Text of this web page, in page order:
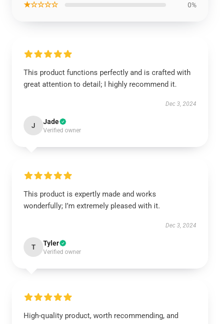
★☆☆☆☆ 0%
This product functions perfectly and is crafted with
great attention to detail; I highly recommend it.
Dec 3, 2024
J Jade
Verified owner
This product is expertly made and works
wonderfully; I’m extremely pleased with it.
Dec 3, 2024
T Tyler
Verified owner
High-quality product, worth recommending, and